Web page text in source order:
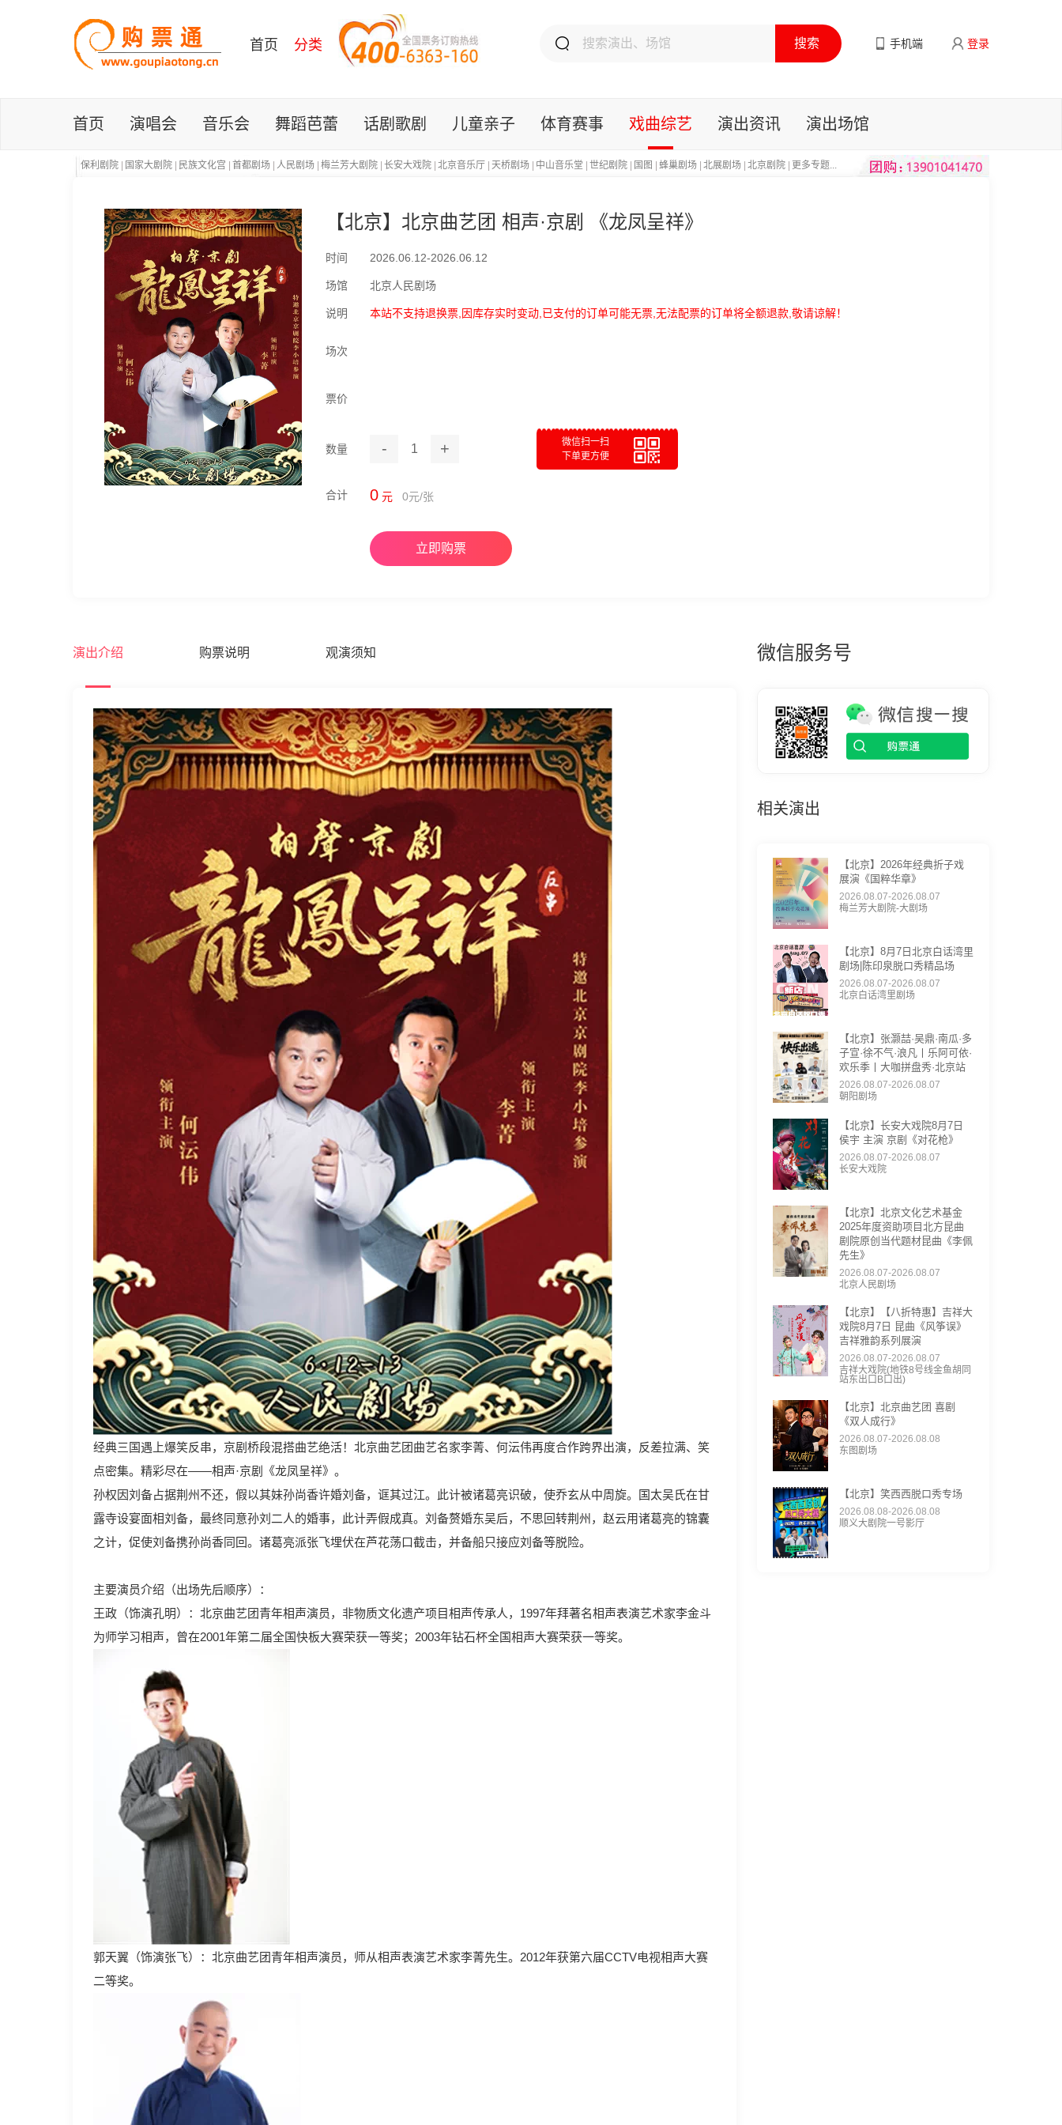
首页 分类 手机端 登录
首页 演唱会 音乐会 舞蹈芭蕾 话剧歌剧 儿童亲子 体育赛事 戏曲综艺 演出资讯 演出场馆
保利剧院 国家大剧院 民族文化宫 首都剧场 人民剧场 梅兰芳大剧院 长安大戏院 北京音乐厅 天桥剧场 中山音乐堂 世纪剧院 国图 蜂巢剧场 北展剧场 北京剧院 更多专题...
【北京】北京曲艺团 相声·京剧 《龙凤呈祥》
时间 2026.06.12-2026.06.12
场馆 北京人民剧场
说明 本站不支持退换票,因库存实时变动,已支付的订单可能无票,无法配票的订单将全额退款,敬请谅解！
场次
票价
数量 - 1 +
微信扫一扫
下单更方便
合计 0 元 0元/张
立即购票
演出介绍 购票说明 观演须知
经典三国遇上爆笑反串，京剧桥段混搭曲艺绝活！北京曲艺团曲艺名家李菁、何沄伟再度合作跨界出演，反差拉满、笑
点密集。精彩尽在——相声·京剧《龙凤呈祥》。
孙权因刘备占据荆州不还，假以其妹孙尚香许婚刘备，诓其过江。此计被诸葛亮识破，使乔玄从中周旋。国太吴氏在甘
露寺设宴面相刘备，最终同意孙刘二人的婚事，此计弄假成真。刘备赘婚东吴后，不思回转荆州，赵云用诸葛亮的锦囊
之计，促使刘备携孙尚香同回。诸葛亮派张飞埋伏在芦花荡口截击，并备船只接应刘备等脱险。
主要演员介绍（出场先后顺序）：
王政（饰演孔明）：北京曲艺团青年相声演员，非物质文化遗产项目相声传承人，1997年拜著名相声表演艺术家李金斗
为师学习相声，曾在2001年第二届全国快板大赛荣获一等奖；2003年钻石杯全国相声大赛荣获一等奖。
郭天翼（饰演张飞）：北京曲艺团青年相声演员，师从相声表演艺术家李菁先生。2012年获第六届CCTV电视相声大赛
二等奖。
微信服务号
相关演出
【北京】2026年经典折子戏
展演《国粹华章》
2026.08.07-2026.08.07
梅兰芳大剧院-大剧场
【北京】8月7日北京白话湾里
剧场|陈印泉脱口秀精品场
2026.08.07-2026.08.07
北京白话湾里剧场
【北京】张灏喆·吴鼎·南瓜·多
子宣·徐不气·浪凡丨乐阿可依·
欢乐季丨大咖拼盘秀·北京站
2026.08.07-2026.08.07
朝阳剧场
【北京】长安大戏院8月7日
侯宇 主演 京剧《对花枪》
2026.08.07-2026.08.07
长安大戏院
【北京】北京文化艺术基金
2025年度资助项目北方昆曲
剧院原创当代题材昆曲《李佩
先生》
2026.08.07-2026.08.07
北京人民剧场
【北京】【八折特惠】吉祥大
戏院8月7日 昆曲《风筝误》
吉祥雅韵系列展演
2026.08.07-2026.08.07
吉祥大戏院(地铁8号线金鱼胡同
站东出口B口出)
【北京】北京曲艺团 喜剧
《双人成行》
2026.08.07-2026.08.08
东图剧场
【北京】笑西西脱口秀专场
2026.08.08-2026.08.08
顺义大剧院一号影厅